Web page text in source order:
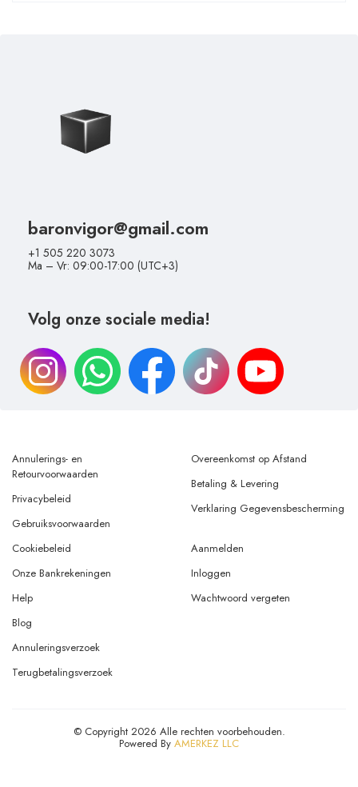
Ma – Vr: 09:00-17:00 (UTC+3)
Volg onze sociale media!
Privacybeleid
Gebruiksvoorwaarden
Verklaring Gegevensbescherming
Cookiebeleid
Onze Bankrekeningen
Help
Aanmelden
Wachtwoord vergeten
Blog
Annuleringsverzoek
Terugbetalingsverzoek